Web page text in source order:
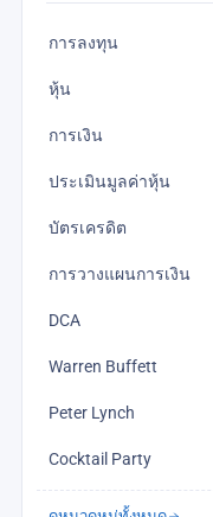
การลงทุน
หุ้น
การเงิน
ประเมินมูลค่าหุ้น
บัตรเครดิต
การวางแผนการเงิน
DCA
Warren Buffett
Peter Lynch
Cocktail Party